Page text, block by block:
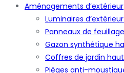
Aménagements d’extérieur
Luminaires
Panneaux de
Gazon synthétique
Coffres de jardin
Pièges anti-